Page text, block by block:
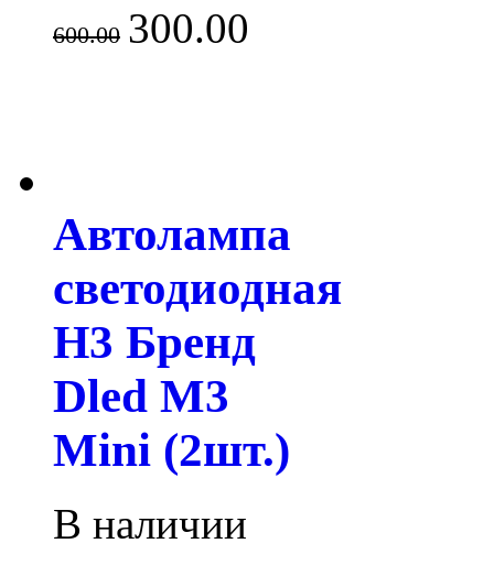
600.00 300.00
Автолампа
светодиодная
H3 Бренд
Dled M3
Mini (2шт.)
В наличии